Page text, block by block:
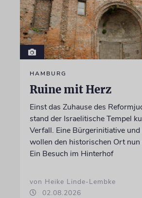
HAMBURG
Ruine mit Herz
Einst das Zuhause des
stand der Israelitische Tempel
Verfall. Eine Bürgerinitiative und
wollen den historischen Ort nun
Ein Besuch im Hinterhof
von Heike Linde-Lembke
02.08.2026